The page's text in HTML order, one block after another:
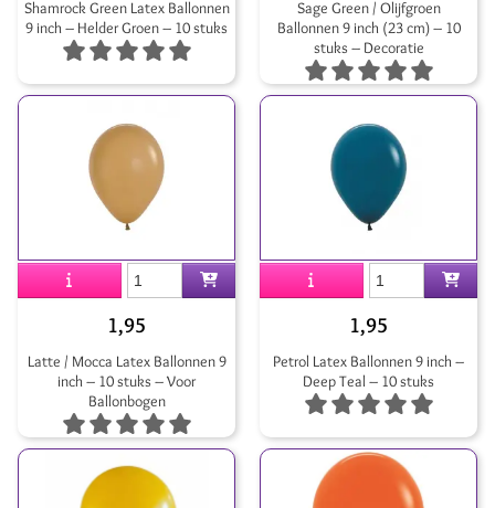
Shamrock Green Latex Ballonnen
9 inch – Helder Groen – 10 stuks
Sage Green / Olijfgroen
Ballonnen 9 inch (23 cm) – 10
stuks – Decoratie
1,95
Latte / Mocca Latex Ballonnen 9
inch – 10 stuks – Voor
Ballonbogen
1,95
Petrol Latex Ballonnen 9 inch –
Deep Teal – 10 stuks